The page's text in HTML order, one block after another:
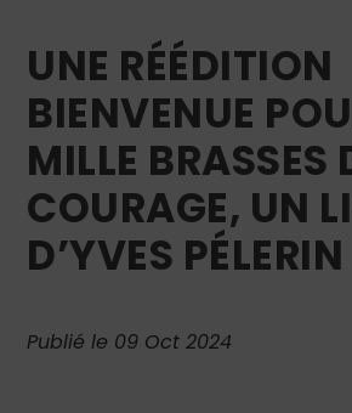
UNE RÉÉDITION
BIENVENUE
MILLE BRASSES
COURAGE, UN
D’YVES PÉLERIN
Publié le 09 Oct 2024